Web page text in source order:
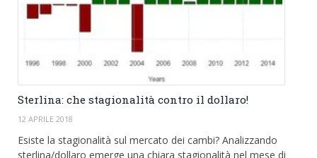
Sterlina: che stagionalità contro il dollaro!
12 APRILE 2018
Esiste la stagionalità sul mercato dei cambi? Analizzando
sterlina/dollaro emerge una chiara stagionalità nel mese di